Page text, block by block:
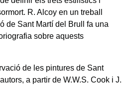
R. Alcoy en un treball
de Sant Martí del Brull fa una
sobre aquests
de les pintures de Sant
a partir de W.W.S. Cook i J.